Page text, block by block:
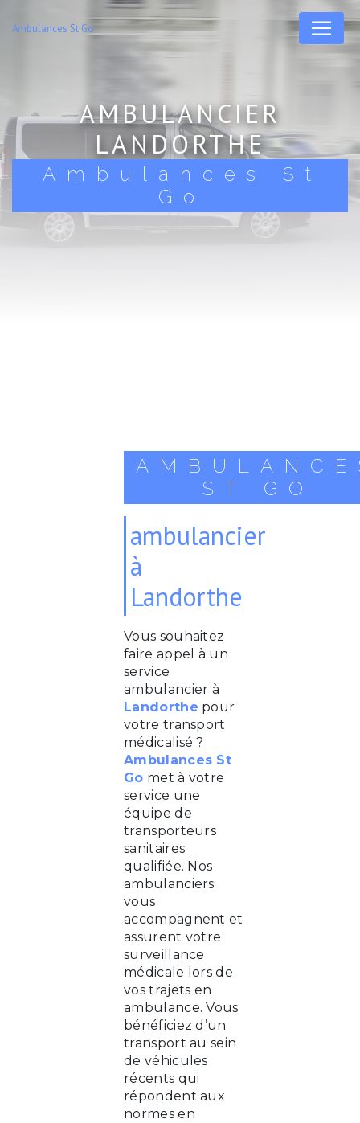
Ambulances St Go
AMBULANCIER
LANDORTHE
Ambulances St
Go
ST GO
ambulancier
à
Landorthe
Vous souhaitez
faire appel à un
service
ambulancier à
Landorthe pour
votre transport
médicalisé ?
Ambulances St
Go met à votre
service une
équipe de
transporteurs
sanitaires
qualifiée. Nos
ambulanciers
vous
accompagnent et
assurent votre
surveillance
médicale lors de
vos trajets en
ambulance. Vous
bénéficiez d’un
transport au sein
de véhicules
récents qui
répondent aux
normes en
Panneau de gestion des cookies